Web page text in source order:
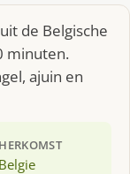
de Belgische
minuten.
ajuin en
HERKOMST
Belgie